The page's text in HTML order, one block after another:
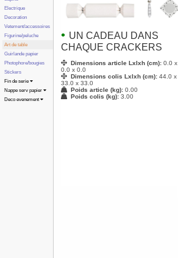
Electrique
Decoration
Vetement/accessoires
Figurine/peluche
Art de table
Guirlande papier
Photophore/bougies
Stickers
Fin de serie
Nappe serv papier
Deco evenement
• UN CADEAU DANS
CHAQUE CRACKERS
Dimensions article Lxlxh (cm): 0.0 x
0.0 x 0.0
Dimensions colis Lxlxh (cm): 44.0 x
33.0 x 33.0
Poids article (kg): 0.00
Poids colis (kg): 3.00